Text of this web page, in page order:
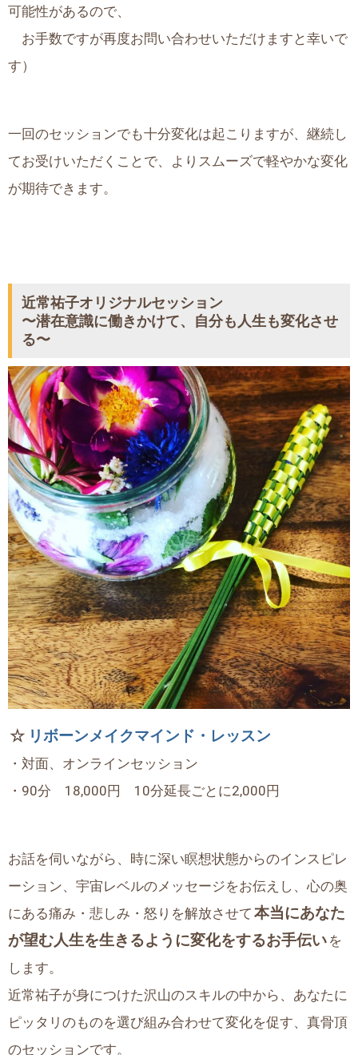
可能性があるので、
お手数ですが再度お問い合わせいただけますと幸いで
す）
一回のセッションでも十分変化は起こりますが、継続し
てお受けいただくことで、よりスムーズで軽やかな変化
が期待できます。
近常祐子オリジナルセッション
〜潜在意識に働きかけて、自分も人生も変化させ
る〜
☆ リボーンメイクマインド・レッスン
・対面、オンラインセッション
・90分 18,000円 10分延長ごとに2,000円
お話を伺いながら、時に深い瞑想状態からのインスピレ
ーション、宇宙レベルのメッセージをお伝えし、心の奥
にある痛み・悲しみ・怒りを解放させて 本当にあなた
が望む人生を生きるように変化をするお手伝い を
します。
近常祐子が身につけた沢山のスキルの中から、あなたに
ピッタリのものを選び組み合わせて変化を促す、真骨頂
のセッションです。